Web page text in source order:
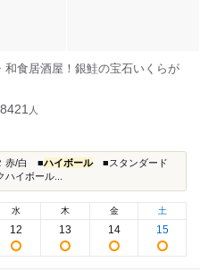
和食居酒屋！銀鮭の宝石いくらが
8421 人
赤/白 ■ハイボール■スタンダード
ハイボール...
水
12
木
13
金
14
土
15